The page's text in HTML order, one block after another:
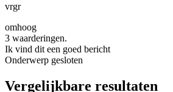
vrgr
omhoog
3 waarderingen.
Ik vind dit een goed bericht
Onderwerp gesloten
Vergelijkbare resultaten